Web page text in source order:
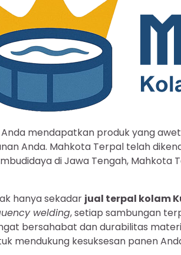
mendapatkan produk yang
Anda. Mahkota Terpal telah
di Jawa Tengah,
hanya sekadar jual terpal kolam
welding, setiap sambungan
bersahabat dan durabilitas
mendukung kesuksesan panen